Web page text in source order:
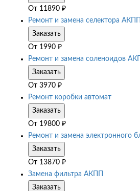
От 11890 ₽
Ремонт и замена селектора АКПП
Заказать
От 1990 ₽
Ремонт и замена соленоидов
Заказать
От 3970 ₽
Ремонт коробки автомат
Заказать
От 19800 ₽
Ремонт и замена электронного
Заказать
От 13870 ₽
Замена фильтра АКПП
Заказать